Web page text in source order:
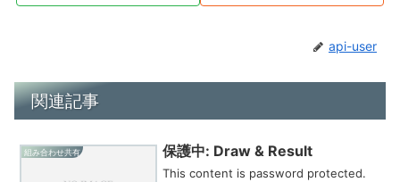
api-user
関連記事
組み合わせ共有 保護中: Draw & Result
This content is password protected.